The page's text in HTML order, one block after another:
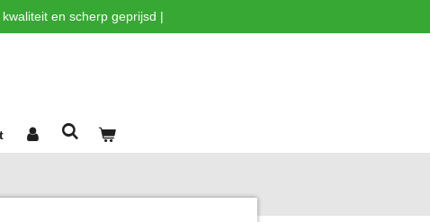
en scherp geprijsd |